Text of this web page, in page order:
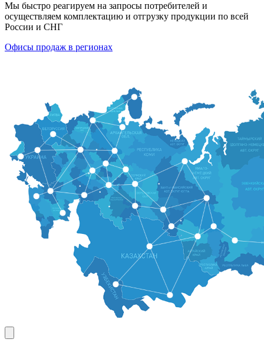
Мы быстро реагируем на запросы потребителей и
осуществляем комплектацию и отгрузку продукции по всей
России и СНГ
Офисы продаж в регионах